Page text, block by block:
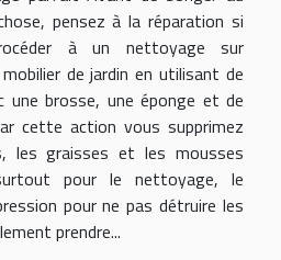
pensez à la réparation si
à un nettoyage sur
de jardin en utilisant de
une brosse, une éponge et de
cette action vous supprimez
les graisses et les mousses
pour le nettoyage, le
pour ne pas détruire les
prendre...